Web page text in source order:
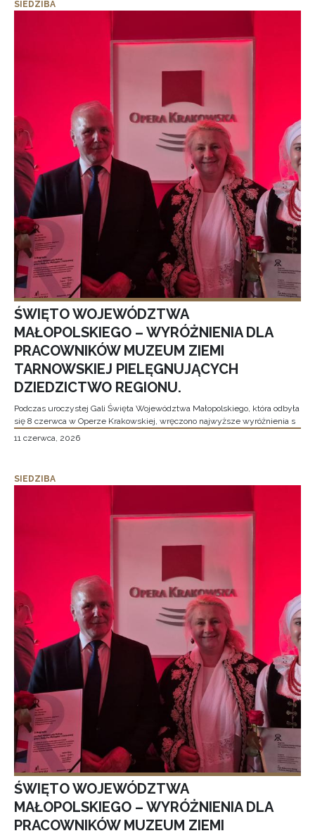
SIEDZIBA
ŚWIĘTO WOJEWÓDZTWA
MAŁOPOLSKIEGO – WYRÓŻNIENIA DLA
PRACOWNIKÓW MUZEUM ZIEMI
TARNOWSKIEJ PIELĘGNUJĄCYCH
DZIEDZICTWO REGIONU.
Podczas uroczystej Gali Święta Województwa Małopolskiego, która odbyła
się 8 czerwca w Operze Krakowskiej, wręczono najwyższe wyróżnienia s
11 czerwca, 2026
SIEDZIBA
ŚWIĘTO WOJEWÓDZTWA
MAŁOPOLSKIEGO – WYRÓŻNIENIA DLA
PRACOWNIKÓW MUZEUM ZIEMI